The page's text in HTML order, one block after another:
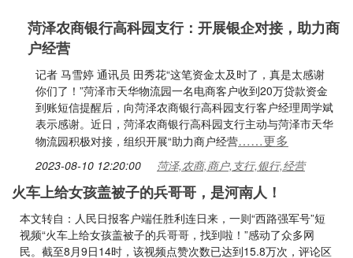
菏泽农商银行高科园支行：开展银企对接，助力商
户经营
记者 马雪婷 通讯员 田秀花“这笔资金太及时了，真是太感谢
你们了！”菏泽市天华物流园一名电商客户收到20万贷款资金
到账短信提醒后，向菏泽农商银行高科园支行客户经理周学斌
表示感谢。近日，菏泽农商银行高科园支行主动与菏泽市天华
物流园积极对接，组织开展“助力商户经营……更多
2023-08-10 12:20:00 菏泽,农商,商户,支行,银行,经营
火车上给女孩盖被子的兵哥哥，是河南人！
本文转自：人民日报客户端任胜利连日来，一则“西路强军号”短
视频“火车上给女孩盖被子的兵哥哥，找到啦！”感动了众多网
民。截至8月9日14时，该视频点赞次数已达到15.8万次，评论区